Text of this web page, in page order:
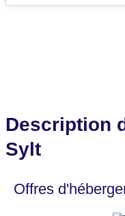
Description
Sylt
Offres